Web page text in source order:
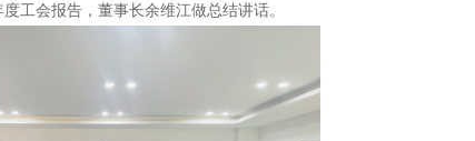
工会报告，董事长余维江做总结讲话。